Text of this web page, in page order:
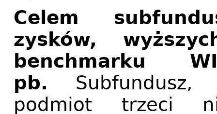
Celem
zysków,
pb.
podmiot trzeci